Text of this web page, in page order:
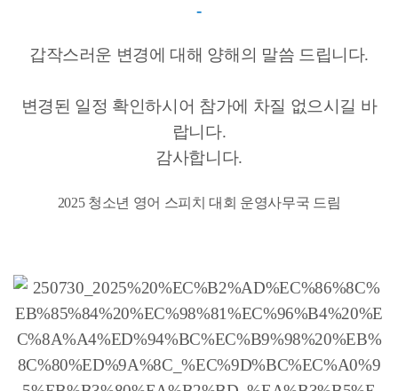
-
갑작스러운 변경에 대해 양해의 말씀 드립니다.
변경된 일정 확인하시어 참가에 차질 없으시길 바
랍니다.
감사합니다.
2025 청소년 영어 스피치 대회 운영사무국 드림